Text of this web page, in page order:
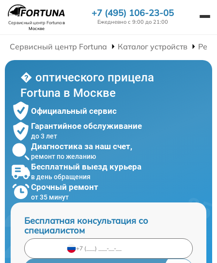
Сервисный центр Fortunaв
Москве
+7 (495) 106-23-05
Ежедневно с 9:00 до 21:00
Сервисный центр Fortuna Каталог устройств
� оптического прицела
Fortuna в Москве
Официальный сервис
Гарантийное обслуживание
до 3 лет
Диагностика за наш счет,
ремонт по желанию
Бесплатный выезд курьера
в день обращения
Срочный ремонт
от 35 минут
Бесплатная консультация со
специалистом